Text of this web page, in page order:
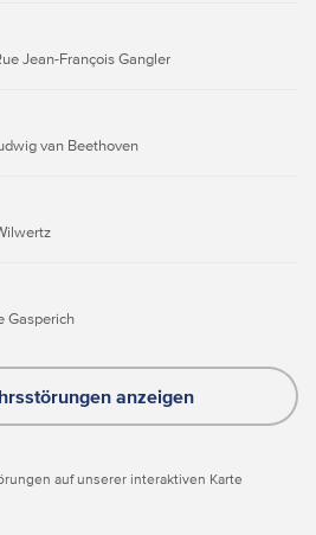
Jean-François Gangler
van Beethoven
Gasperich
anzeigen
auf unserer interaktiven Karte